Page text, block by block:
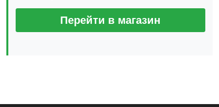
Перейти в магазин